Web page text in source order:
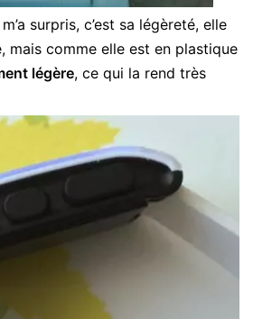
surpris, c’est sa légèreté, elle
mais comme elle est en plastique
légère, ce qui la rend très